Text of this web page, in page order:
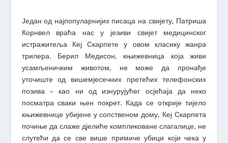
Један од најпопуларнијих писаца на свијету, Патриша
Корнвел враћа нас у језиви свијет медицинског
истражитеља Кеј Скарпете у овом класику жанра
трилера. Берил Медисон, књижевница која живи
усамљеничким животом, не може да пронађе
уточиште од вишемјесечних претећих телефонских
позива – као ни од изнурујућег осјећаја да неко
посматра сваки њен покрет. Када се открије тијело
књижевнице убијене у сопственом дому, Кеј Скарпета
почиње да слаже дјелиће компликоване слагалице, не
слутећи да се све више примиче убици који чека у